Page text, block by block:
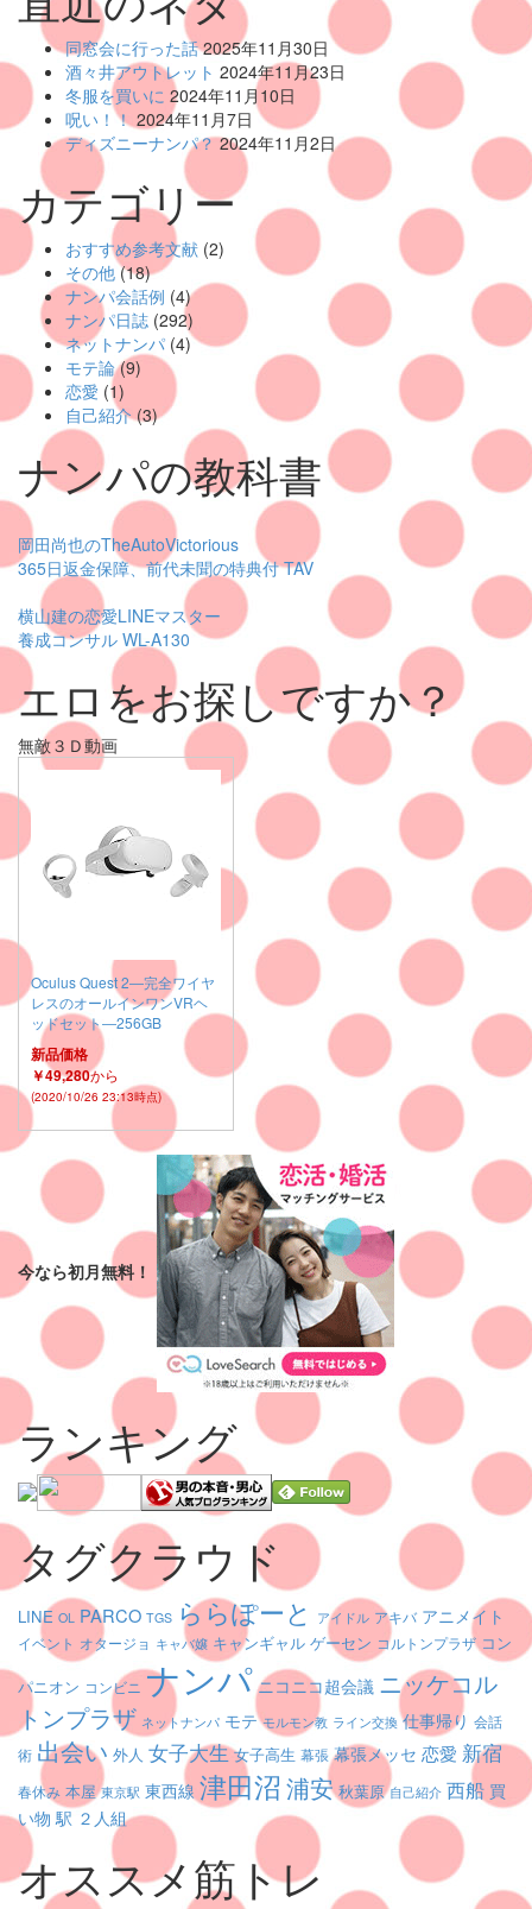
同窓会に行った話 2025年11月30日
酒々井アウトレット 2024年11月23日
冬服を買いに 2024年11月10日
呪い！！ 2024年11月7日
ディズニーナンパ？ 2024年11月2日
カテゴリー
おすすめ参考文献 (2)
その他(18)
ナンパ会話例 (4)
ナンパ日誌 (292)
ネットナンパ (4)
モテ論(9)
恋愛 (1)
自己紹介(3)
ナンパの教科書
岡田尚也のTheAutoVictorious
365日返金保障、前代未聞の特典付 TAV
横山建の恋愛LINEマスター
養成コンサル WL-A130
エロをお探しですか？
無敵３Ｄ動画
Oculus Quest 2―完全ワイヤ
レスのオールインワンVRヘ
ッドセット―256GB
新品価格
￥49,280から
(2020/10/26 23:13時点)
今なら初月無料！
ランキング
タグクラウド
LINE OL PARCO TGS ららぽーと アイドル アキバ アニメイト
イベント オタージョ キャバ嬢 キャンギャル ゲーセン コルトンプラザ コン
パニオン コンビニ ナンパ ニコニコ超会議 ニッケコル
トンプラザ ネットナンパ モテ モルモン教 ライン交換 仕事帰り 会話
術 出会い 外人 女子大生 女子高生 幕張 幕張メッセ 恋愛 新宿
春休み 本屋 東京駅 東西線 津田沼 浦安 秋葉原 自己紹介 西船 買
い物 駅 ２人組
オススメ筋トレ